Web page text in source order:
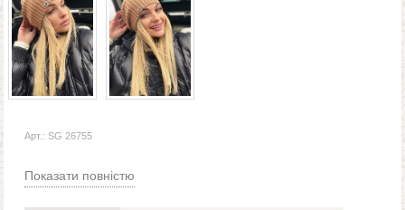
Арт.: SG 26755
Показати повністю